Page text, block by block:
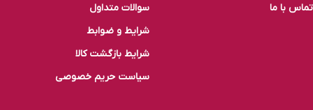
تماس با ما
سوالات متداول
شرایط و ضوابط
شرایط بازگشت کالا
سیاست حریم خصوصی